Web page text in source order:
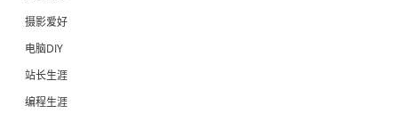
摄影爱好
电脑DIY
站长生涯
编程生涯